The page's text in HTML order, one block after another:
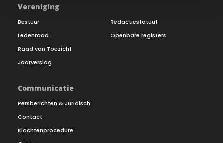
Vereniging
Bestuur
Ledenraad
Raad van Toezicht
Jaarverslag
Redactiestatuut
Openbare registers
Communicatie
Persberichten & Juridisch
Contact
Klachtenprocedure